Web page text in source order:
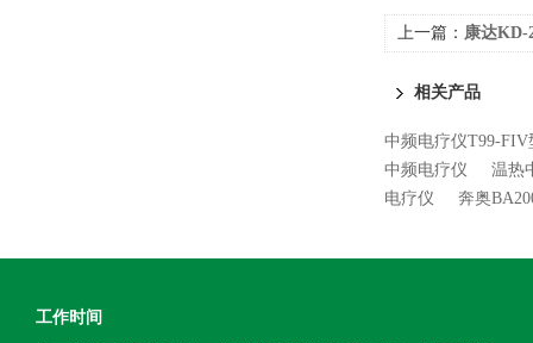
上一篇： 康达KD-
相关产品
中频电疗仪T99-FIV
中频电疗仪
温热
电疗仪
奔奥
工作时间